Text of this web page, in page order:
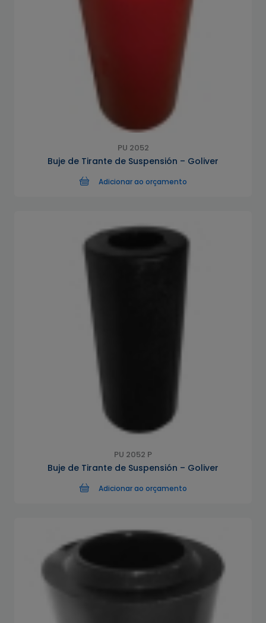
PU 2052
Buje de Tirante de Suspensión – Goliver
Adicionar ao orçamento
PU 2052 P
Buje de Tirante de Suspensión – Goliver
Adicionar ao orçamento